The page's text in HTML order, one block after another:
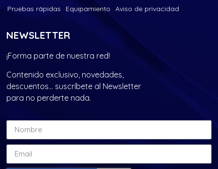
Pruebas rápidas
Equipamiento Aviso de privacidad
NEWSLETTER
¡Forma parte de nuestra red!
Contenido exclusivo, novedades,
descuentos… suscríbete al Newsletter
para no perderte nada.